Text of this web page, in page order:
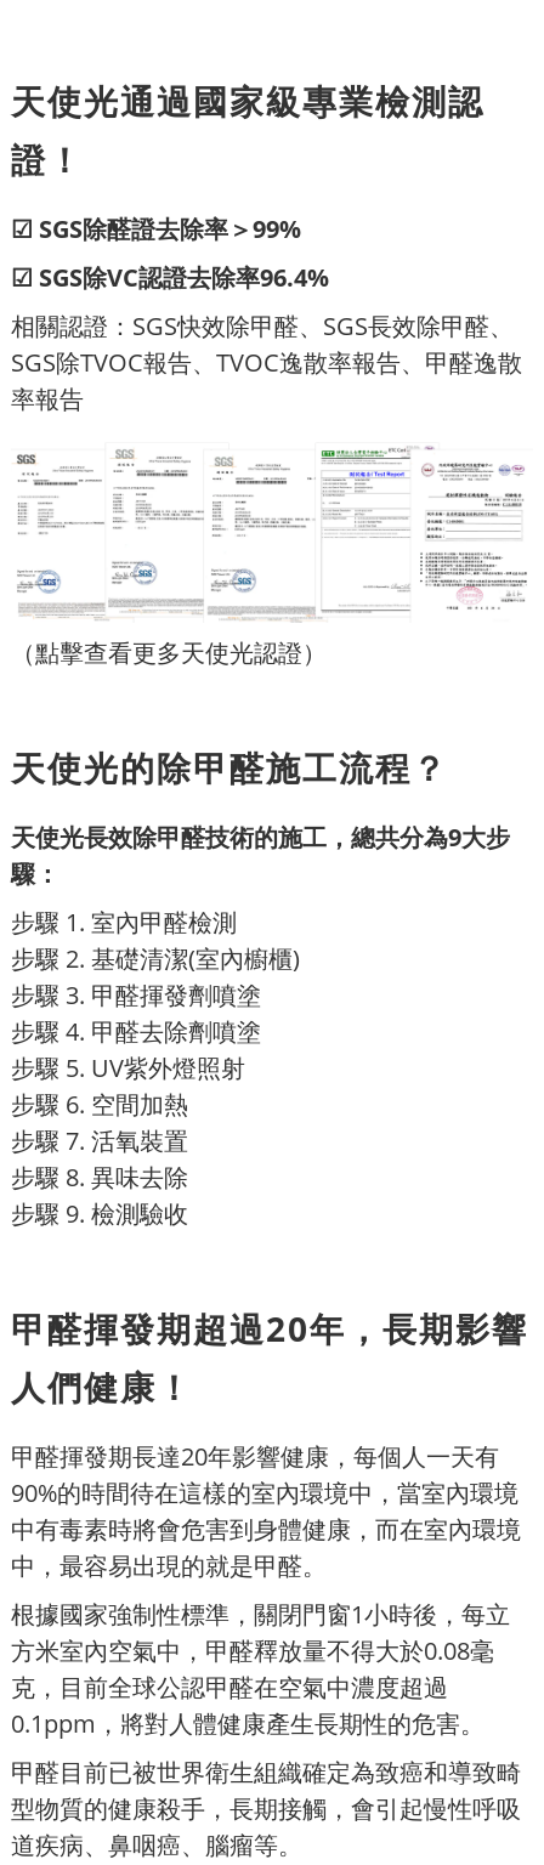
天使光通過國家級專業檢測認
證！
☑ SGS除醛證去除率＞99%
☑ SGS除VC認證去除率96.4%
相關認證：SGS快效除甲醛、SGS長效除甲醛、
SGS除TVOC報告、TVOC逸散率報告、甲醛逸散
率報告
（點擊查看更多天使光認證）
天使光的除甲醛施工流程？
天使光長效除甲醛技術的施工，總共分為9大步
驟：
步驟 1. 室內甲醛檢測
步驟 2. 基礎清潔(室內櫥櫃)
步驟 3. 甲醛揮發劑噴塗
步驟 4. 甲醛去除劑噴塗
步驟 5. UV紫外燈照射
步驟 6. 空間加熱
步驟 7. 活氧裝置
步驟 8. 異味去除
步驟 9. 檢測驗收
甲醛揮發期超過20年，長期影響
人們健康！
甲醛揮發期長達20年影響健康，每個人一天有
90%的時間待在這樣的室內環境中，當室內環境
中有毒素時將會危害到身體健康，而在室內環境
中，最容易出現的就是甲醛。
根據國家強制性標準，關閉門窗1小時後，每立
方米室內空氣中，甲醛釋放量不得大於0.08毫
克，目前全球公認甲醛在空氣中濃度超過
0.1ppm，將對人體健康產生長期性的危害。
甲醛目前已被世界衛生組織確定為致癌和導致畸
型物質的健康殺手，長期接觸，會引起慢性呼吸
道疾病、鼻咽癌、腦瘤等。